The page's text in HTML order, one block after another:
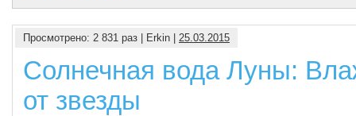
Просмотрено: 2 831 раз | Erkin | 25.03.2015
Солнечная вода Луны:
от звезды